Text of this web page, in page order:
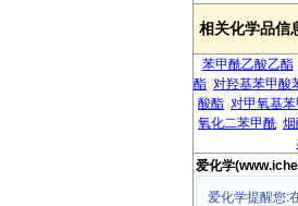
相关化学品信
苯甲酰乙酸乙酯
酯 对羟基苯甲酸
酸酯 对甲氧基
氧化二苯甲酰
爱化学
爱化学提醒您: